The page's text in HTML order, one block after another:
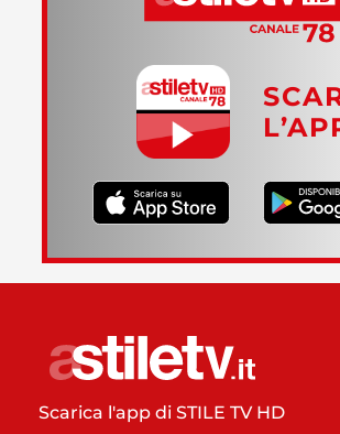
Scarica l'app di STILE TV HD